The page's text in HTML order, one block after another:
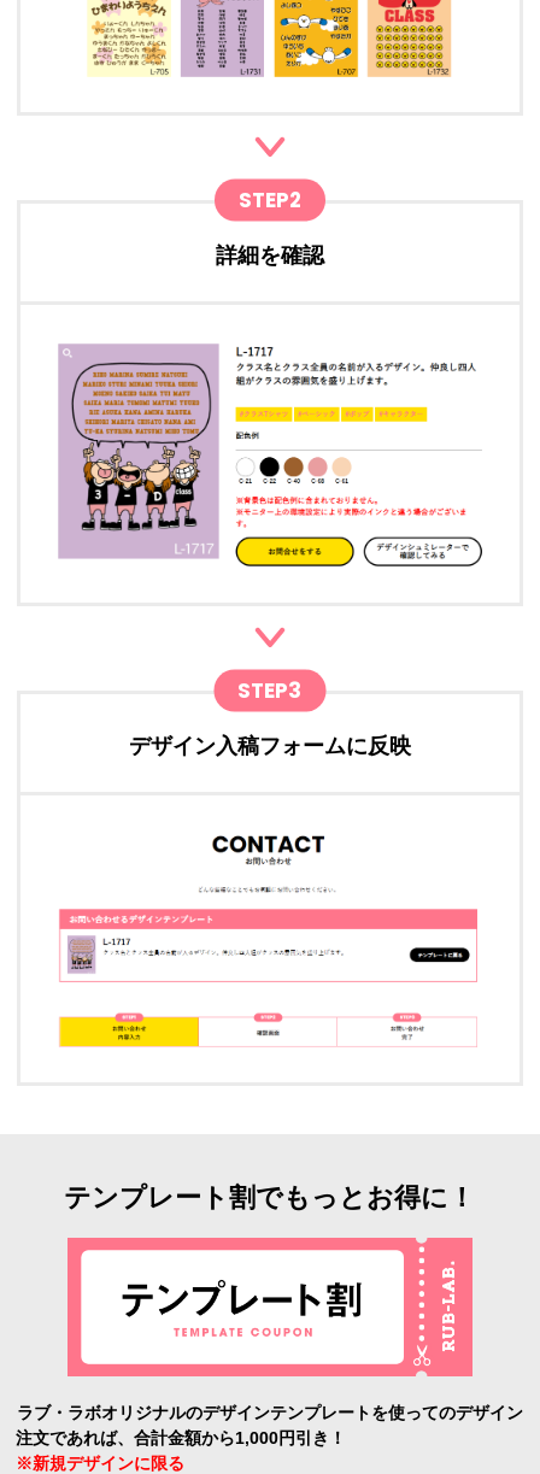
STEP2
詳細を確認
STEP3
デザイン入稿フォームに反映
テンプレート割でもっとお得に！
ラブ・ラボオリジナルのデザインテンプレートを使ってのデザイン
注文であれば、合計金額から1,000円引き！
※新規デザインに限る